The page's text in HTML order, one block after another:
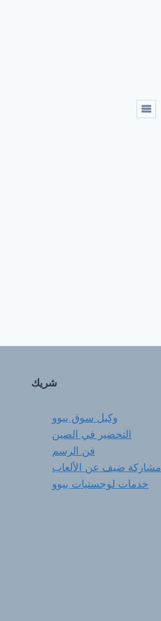
شريك
وكيل سوق ييوو
التحضير في الصين
فن الرسم
مشاركة ضيف عن الألعاب
خدمات لوجستيات ييوو